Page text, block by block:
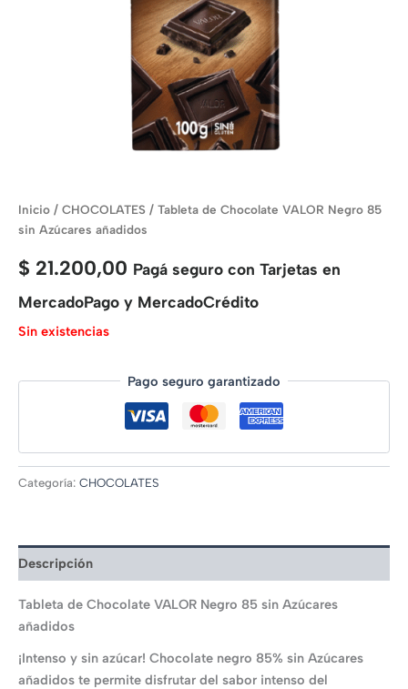
Inicio / CHOCOLATES / Tableta de Chocolate VALOR Negro 85
sin Azúcares añadidos
$ 21.200,00 Pagá seguro con Tarjetas en
MercadoPago y MercadoCrédito
Sin existencias
Pago seguro garantizado
Categoría: CHOCOLATES
Descripción
Tableta de Chocolate VALOR Negro 85 sin Azúcares
añadidos
¡Intenso y sin azúcar! Chocolate negro 85% sin Azúcares
añadidos te permite disfrutar del sabor intenso del